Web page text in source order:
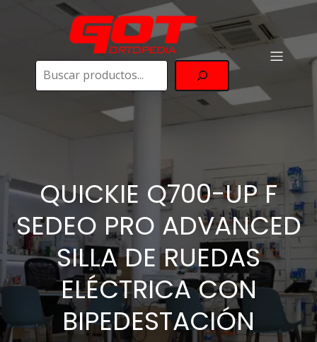
QUICKIE Q700-UP F
SEDEO PRO ADVANCED
SILLA DE RUEDAS
ELÉCTRICA CON
BIPEDESTACIÓN